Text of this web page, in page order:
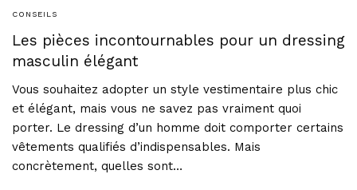
CONSEILS
Les pièces incontournables pour un dressing
masculin élégant
Vous souhaitez adopter un style vestimentaire plus chic
et élégant, mais vous ne savez pas vraiment quoi
porter. Le dressing d’un homme doit comporter certains
vêtements qualifiés d’indispensables. Mais
concrètement, quelles sont…